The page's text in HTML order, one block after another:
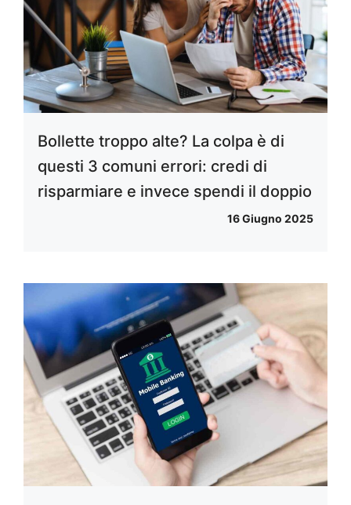
Bollette troppo alte? La colpa è di
questi 3 comuni errori: credi di
risparmiare e invece spendi il doppio
16 Giugno 2025